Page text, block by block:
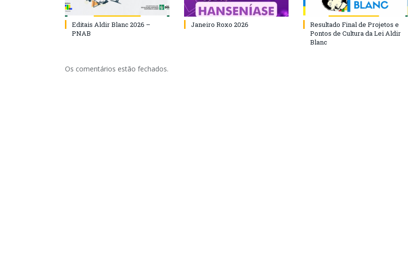
Editais Aldir Blanc 2026 –
PNAB
Janeiro Roxo 2026
Resultado Final de Projetos e
Pontos de Cultura da Lei Aldir
Blanc
Os comentários estão fechados.